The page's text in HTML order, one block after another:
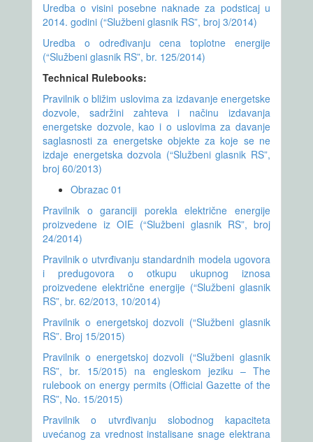
Uredba o visini posebne naknade za podsticaj u
2014. godini (“Službeni glasnik RS”, broj 3/2014)
Uredba o određivanju cena toplotne energije
(“Službeni glasnik RS”, br. 125/2014)
Technical Rulebooks:
Pravilnik o bližim uslovima za izdavanje energetske
dozvole, sadržini zahteva i načinu izdavanja
energetske dozvole, kao i o uslovima za davanje
saglasnosti za energetske objekte za koje se ne
izdaje energetska dozvola (“Službeni glasnik RS”,
broj 60/2013)
Obrazac 01
Pravilnik o garanciji porekla električne energije
proizvedene iz OIE (“Službeni glasnik RS”, broj
24/2014)
Pravilnik o utvrđivanju standardnih modela ugovora
i predugovora o otkupu ukupnog iznosa
proizvedene električne energije (“Službeni glasnik
RS”, br. 62/2013, 10/2014)
Pravilnik o energetskoj dozvoli (“Službeni glasnik
RS”. Broj 15/2015)
Pravilnik o energetskoj dozvoli (“Službeni glasnik
RS”, br. 15/2015) na engleskom jeziku – The
rulebook on energy permits (Official Gazette of the
RS”, No. 15/2015)
Pravilnik o utvrđivanju slobodnog kapaciteta
uvećanog za vrednost instalisane snage elektrana